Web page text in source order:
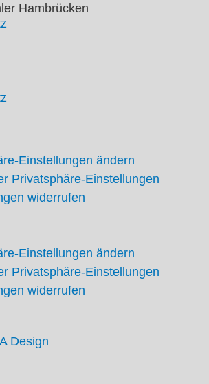
Hambrücken
Einstellungen ändern
Privatsphäre-Einstellungen
widerrufen
Einstellungen ändern
Privatsphäre-Einstellungen
widerrufen
Design